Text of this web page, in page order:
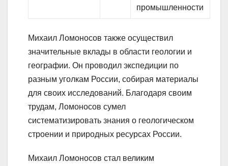
промышленности
Михаил Ломоносов также осуществил
значительные вклады в области геологии и
географии. Он проводил экспедиции по
разным уголкам России, собирая материалы
для своих исследований. Благодаря своим
трудам, Ломоносов сумел
систематизировать знания о геологическом
строении и природных ресурсах России.
Михаил Ломоносов стал великим